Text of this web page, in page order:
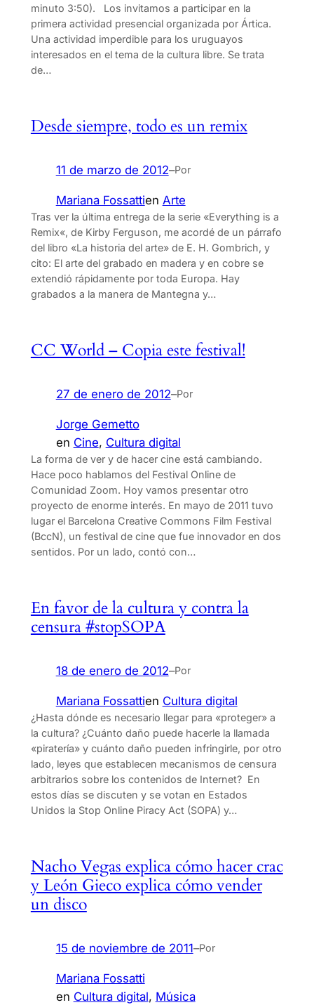
minuto 3:50). Los invitamos a participar en la
primera actividad presencial organizada por Ártica.
Una actividad imperdible para los uruguayos
interesados en el tema de la cultura libre. Se trata
de…
Desde siempre, todo es un remix
11 de marzo de 2012–Por
Mariana Fossattien Arte
Tras ver la última entrega de la serie «Everything is a
Remix«, de Kirby Ferguson, me acordé de un párrafo
del libro «La historia del arte» de E. H. Gombrich, y
cito: El arte del grabado en madera y en cobre se
extendió rápidamente por toda Europa. Hay
grabados a la manera de Mantegna y…
CC World – Copia este festival!
27 de enero de 2012–Por
Jorge Gemetto
en Cine, Cultura digital
La forma de ver y de hacer cine está cambiando.
Hace poco hablamos del Festival Online de
Comunidad Zoom. Hoy vamos presentar otro
proyecto de enorme interés. En mayo de 2011 tuvo
lugar el Barcelona Creative Commons Film Festival
(BccN), un festival de cine que fue innovador en dos
sentidos. Por un lado, contó con…
En favor de la cultura y contra la
censura #stopSOPA
18 de enero de 2012–Por
Mariana Fossattien Cultura digital
¿Hasta dónde es necesario llegar para «proteger» a
la cultura? ¿Cuánto daño puede hacerle la llamada
«piratería» y cuánto daño pueden infringirle, por otro
lado, leyes que establecen mecanismos de censura
arbitrarios sobre los contenidos de Internet? En
estos días se discuten y se votan en Estados
Unidos la Stop Online Piracy Act (SOPA) y…
Nacho Vegas explica cómo hacer crac
y León Gieco explica cómo vender
un disco
15 de noviembre de 2011–Por
Mariana Fossatti
en Cultura digital, Música